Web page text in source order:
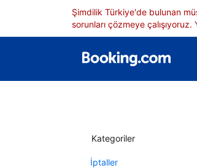
Şimdilik Türkiye'de bulunan
sorunları çözmeye çalışıyoruz.
Kategoriler
İptaller